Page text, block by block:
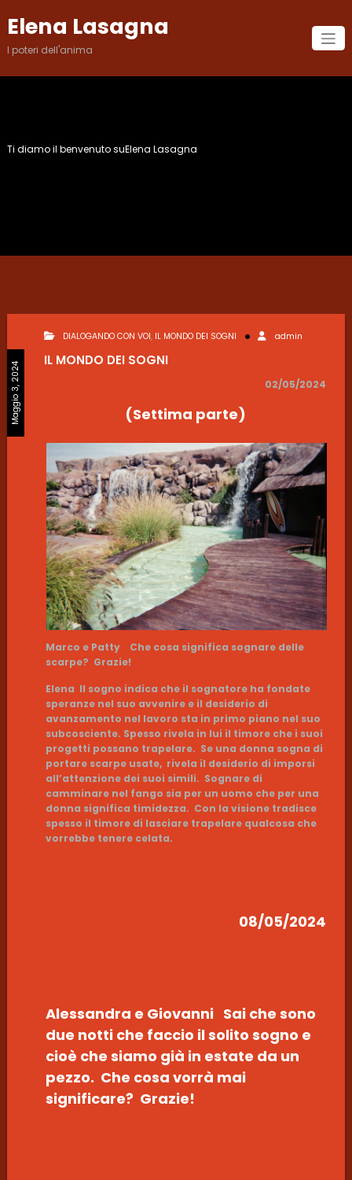
contenuto
Elena Lasagna
I poteri dell'anima
Ti diamo il benvenuto suElena Lasagna
Maggio 3, 2024
DIALOGANDO CON VOI, IL MONDO DEI SOGNI admin
IL MONDO DEI SOGNI
02/05/2024
(Settima parte)
Marco e Patty Che cosa significa sognare delle
scarpe? Grazie!
Elena Il sogno indica che il sognatore ha fondate
speranze nel suo avvenire e il desiderio di
avanzamento nel lavoro sta in primo piano nel suo
subcosciente. Spesso rivela in lui il timore che i suoi
progetti possano trapelare. Se una donna sogna di
portare scarpe usate, rivela il desiderio di imporsi
all’attenzione dei suoi simili. Sognare di
camminare nel fango sia per un uomo che per una
donna significa timidezza. Con la visione tradisce
spesso il timore di lasciare trapelare qualcosa che
vorrebbe tenere celata.
08/05/2024
Alessandra e Giovanni Sai che sono
due notti che faccio il solito sogno e
cioè che siamo già in estate da un
pezzo. Che cosa vorrà mai
significare? Grazie!